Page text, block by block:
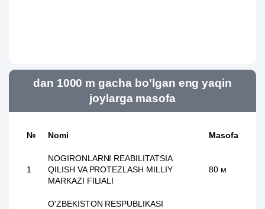
dan 1000 m gacha bo'lgan eng yaqin
joylarga masofa
№ Nomi Masofa
1
NOGIRONLARNI REABILITATSIA
QILISH VA PROTEZLASH MILLIY
MARKAZI FILIALI
80 м
O'ZBEKISTON RESPUBLIKASI